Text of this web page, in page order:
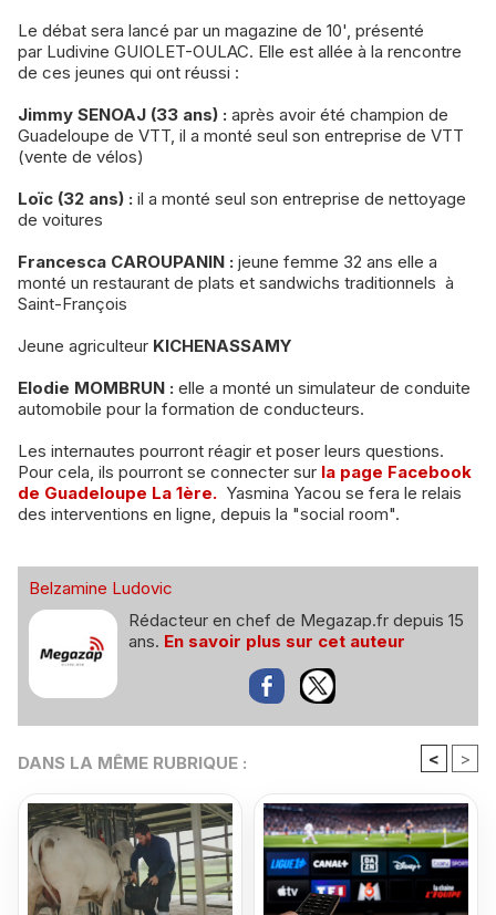
Le débat sera lancé par un magazine de 10', présenté
par Ludivine GUIOLET-OULAC. Elle est allée à la rencontre
de ces jeunes qui ont réussi :
Jimmy SENOAJ (33 ans) : après avoir été champion de
Guadeloupe de VTT, il a monté seul son entreprise de VTT
(vente de vélos)
Loïc (32 ans) : il a monté seul son entreprise de nettoyage
de voitures
Francesca CAROUPANIN : jeune femme 32 ans elle a
monté un restaurant de plats et sandwichs traditionnels à
Saint-François
Jeune agriculteur KICHENASSAMY
Elodie MOMBRUN : elle a monté un simulateur de conduite
automobile pour la formation de conducteurs.
Les internautes pourront réagir et poser leurs questions.
Pour cela, ils pourront se connecter sur la page Facebook
de Guadeloupe La 1ère. Yasmina Yacou se fera le relais
des interventions en ligne, depuis la "social room".
Belzamine Ludovic
Rédacteur en chef de Megazap.fr depuis 15
ans. En savoir plus sur cet auteur
DANS LA MÊME RUBRIQUE : < >